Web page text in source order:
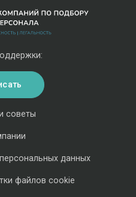
советы
данных
файлов cookie